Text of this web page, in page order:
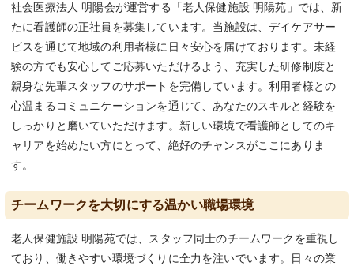
社会医療法人 明陽会が運営する「老人保健施設 明陽苑」では、新
たに看護師の正社員を募集しています。当施設は、デイケアサー
ビスを通じて地域の利用者様に日々安心を届けております。未経
験の方でも安心してご応募いただけるよう、充実した研修制度と
親身な先輩スタッフのサポートを完備しています。利用者様との
心温まるコミュニケーションを通じて、あなたのスキルと経験を
しっかりと磨いていただけます。新しい環境で看護師としてのキ
ャリアを始めたい方にとって、絶好のチャンスがここにありま
す。
チームワークを大切にする温かい職場環境
老人保健施設 明陽苑では、スタッフ同士のチームワークを重視し
ており、働きやすい環境づくりに全力を注いでいます。日々の業